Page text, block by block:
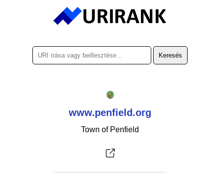
www.penfield.org
Town of Penfield